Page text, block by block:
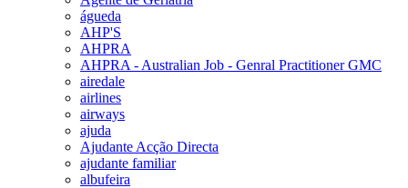
águeda
AHP'S
AHPRA
AHPRA - Australian Job - Genral Practitioner GMC
airedale
airlines
airways
ajuda
Ajudante Acção Directa
ajudante familiar
albufeira